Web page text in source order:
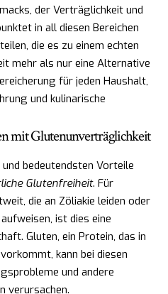
der Verträglichkeit und
in all diesen Bereichen
die es zu einem echten
mehr als nur eine Alternative
für jeden Haushalt,
und kulinarische
mit Glutenunverträglichkeit
bedeutendsten Vorteile
Glutenfreiheit. Für
die an Zöliakie leiden oder
ist dies eine
Gluten, ein Protein, das in
kann bei diesen
und andere
verursachen.